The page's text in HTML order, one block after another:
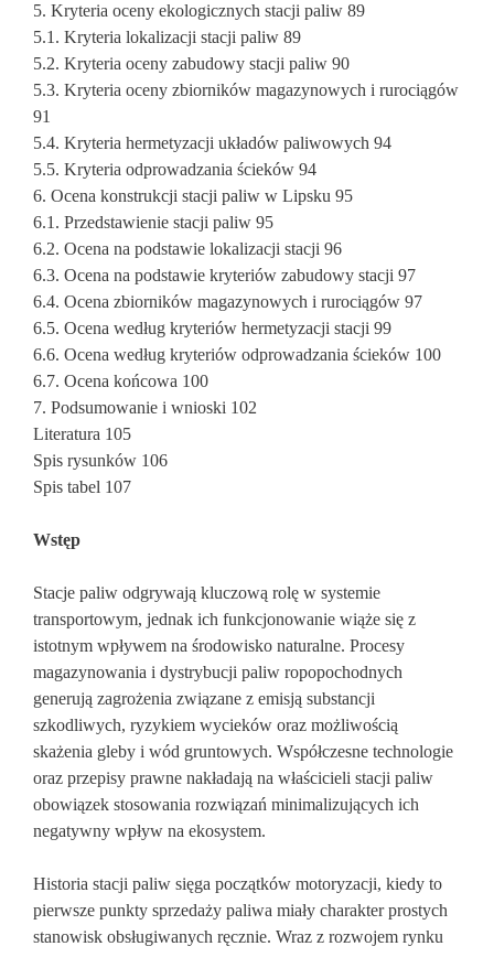
5. Kryteria oceny ekologicznych stacji paliw 89
5.1. Kryteria lokalizacji stacji paliw 89
5.2. Kryteria oceny zabudowy stacji paliw 90
5.3. Kryteria oceny zbiorników magazynowych i rurociągów
91
5.4. Kryteria hermetyzacji układów paliwowych 94
5.5. Kryteria odprowadzania ścieków 94
6. Ocena konstrukcji stacji paliw w Lipsku 95
6.1. Przedstawienie stacji paliw 95
6.2. Ocena na podstawie lokalizacji stacji 96
6.3. Ocena na podstawie kryteriów zabudowy stacji 97
6.4. Ocena zbiorników magazynowych i rurociągów 97
6.5. Ocena według kryteriów hermetyzacji stacji 99
6.6. Ocena według kryteriów odprowadzania ścieków 100
6.7. Ocena końcowa 100
7. Podsumowanie i wnioski 102
Literatura 105
Spis rysunków 106
Spis tabel 107
Wstęp
Stacje paliw odgrywają kluczową rolę w systemie
transportowym, jednak ich funkcjonowanie wiąże się z
istotnym wpływem na środowisko naturalne. Procesy
magazynowania i dystrybucji paliw ropopochodnych
generują zagrożenia związane z emisją substancji
szkodliwych, ryzykiem wycieków oraz możliwością
skażenia gleby i wód gruntowych. Współczesne technologie
oraz przepisy prawne nakładają na właścicieli stacji paliw
obowiązek stosowania rozwiązań minimalizujących ich
negatywny wpływ na ekosystem.
Historia stacji paliw sięga początków motoryzacji, kiedy to
pierwsze punkty sprzedaży paliwa miały charakter prostych
stanowisk obsługiwanych ręcznie. Wraz z rozwojem rynku